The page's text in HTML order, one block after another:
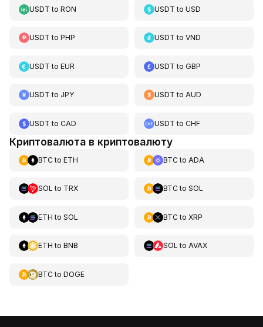
USDT to RON USDT toUSD
USDT to PHP USDT toVND
USDT to EUR USDT toGBP
USDT to JPY USDT toAUD
USDT to CAD USDT toCHF
Криптовалюта в криптовалюту
BTCto ETH BTCto ADA
SOL to TRX BTCto SOL
ETH to SOL BTCto XRP
ETH to BNB SOL to AVAX
BTCto DOGE